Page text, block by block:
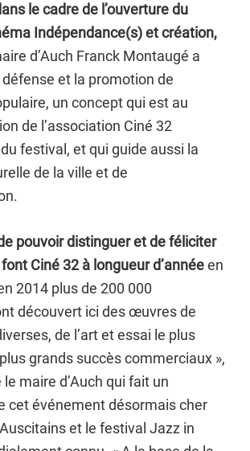
le cadre de l’ouverture du
Indépendance(s) et création,
d’Auch Franck Montaugé a
et la promotion de
un concept qui est au
de l’association Ciné 32
festival, et qui guide aussi la
de la ville et de
pouvoir distinguer et de féliciter
Ciné 32 à longueur d’annéeen
2014 plus de 200 000
découvert ici des œuvres de
de l’art et essai le plus
grands succès commerciaux »,
le maire d’Auch qui fait un
cet événement désormais cher
et le festival Jazz in